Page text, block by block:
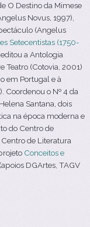
O Destino da Mimese
Novus, 1997),
(Angelus
Setecentistas (1750-
a Antologia
Teatro (Cotovia, 2001)
em Portugal e à
Coordenou o Nº 4 da
Santana, dois
na época moderna e
do Centro de
de Literatura
Conceitos e
(apoios DGArtes, TAGV